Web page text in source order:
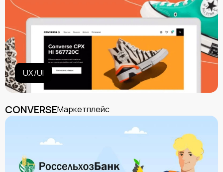
UX/UI
CONVERSEМаркетплейс